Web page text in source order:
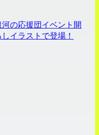
の応援団イベント開
イラストで登場！